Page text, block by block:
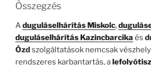
Összegzés
A duguláselhárítás Miskolc,
duguláselhárítás Kazincbarcika és
Ózdszolgáltatások nemcsak
rendszeres karbantartás, a